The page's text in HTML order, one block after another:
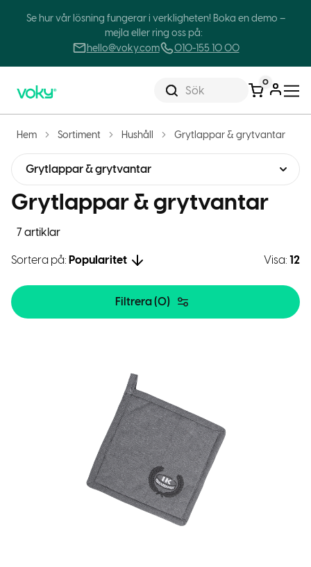
Se hur vår lösning fungerar i verkligheten! Boka en demo –
mejla eller ring oss på:
hello@voky.com
010-155 10 00
Sök
0
Hem Sortiment Hushåll Grytlappar & grytvantar
Grytlappar & grytvantar
7 artiklar
Grytlappar & grytvantar
Sortera på: Popularitet Visa: 12
Filtrera (0)